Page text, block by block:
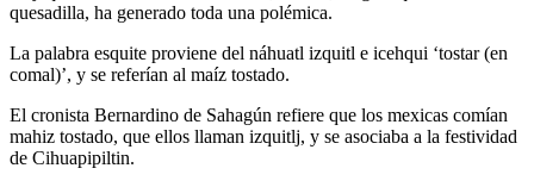
quesadilla, ha generado toda una polémica.
La palabra esquite proviene del náhuatl izquitl e icehqui ‘tostar (en
comal)’, y se referían al maíz tostado.
El cronista Bernardino de Sahagún refiere que los mexicas comían
mahiz tostado, que ellos llaman izquitlj, y se asociaba a la festividad
de Cihuapipiltin.